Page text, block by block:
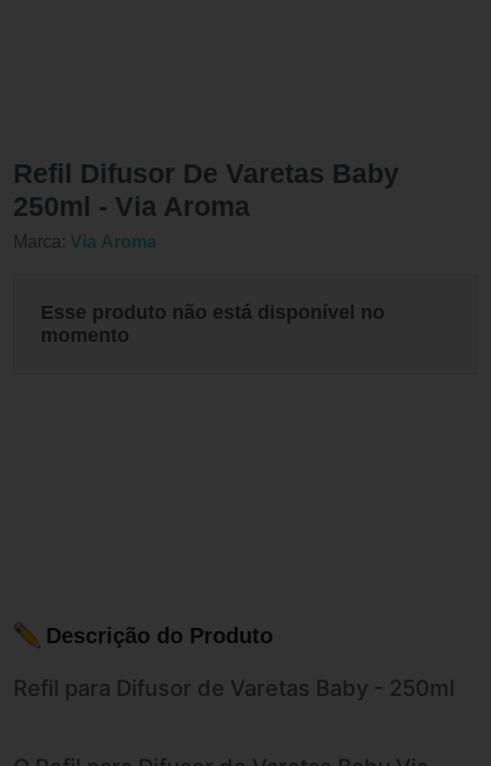
Refil Difusor De Varetas Baby
250ml - Via Aroma
Marca: Via Aroma
Esse produto não está disponível no
momento
Descrição do Produto
Refil para Difusor de Varetas Baby - 250ml